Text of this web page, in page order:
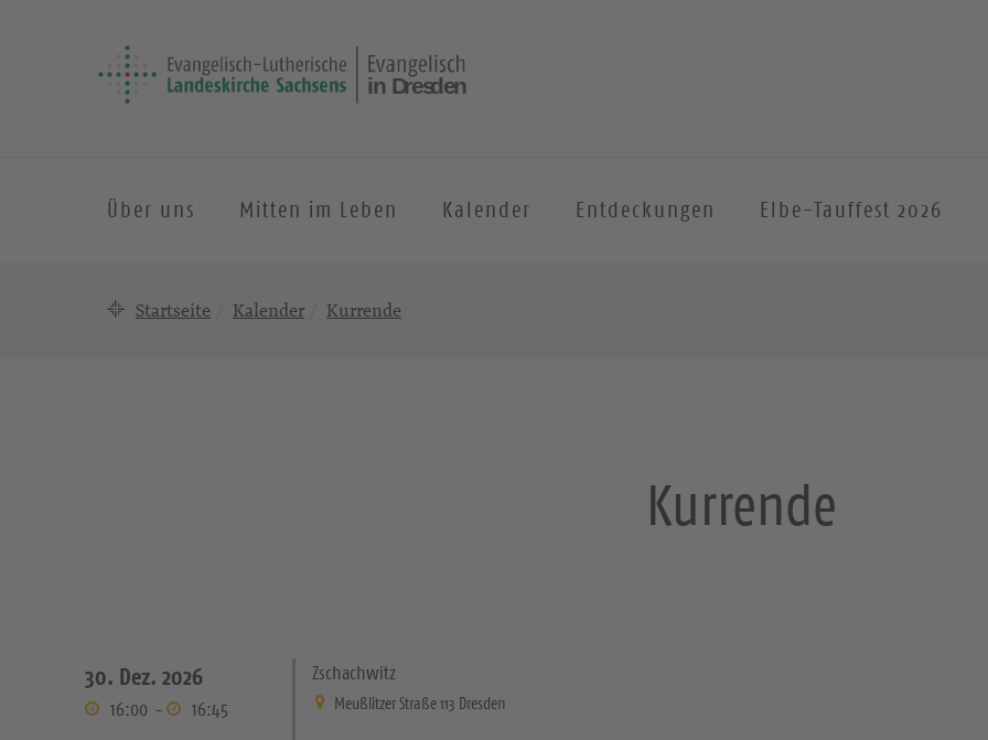
Über uns Mitten im Leben Kalender Entdeckungen Elbe-Tauffest 2026
Startseite Kalender Kurrende
Kurrende
30. Dez. 2026
16:00 - 16:45
Zschachwitz
Meußlitzer Straße 113 Dresden